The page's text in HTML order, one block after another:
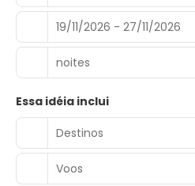
19/11/2026 - 27/11/2026
noites
Essa idéia inclui
Destinos
Voos